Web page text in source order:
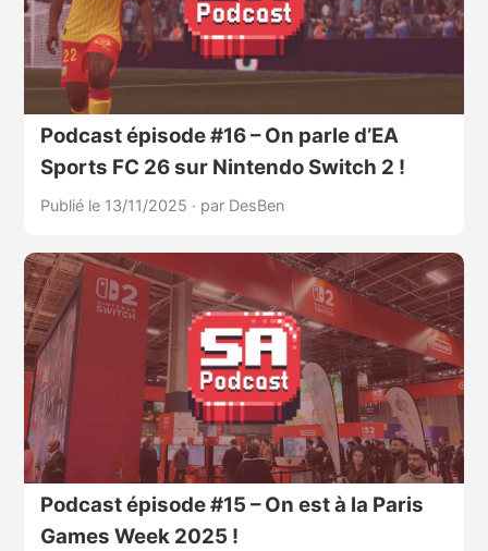
Podcast épisode #16 – On parle d’EA
Sports FC 26 sur Nintendo Switch 2 !
Publié le 13/11/2025 · par DesBen
Podcast épisode #15 – On est à la Paris
Games Week 2025 !